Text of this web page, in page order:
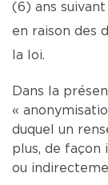
(6) ans
en raison des
la loi.
Dans la
«
duquel un
plus, de façon
ou